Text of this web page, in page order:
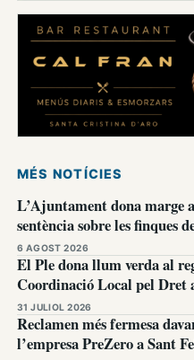
MÉS NOTÍCIES
L’Ajuntament dona marge
sentència sobre les finques
6 AGOST 2026
El Ple dona llum verda al
Coordinació Local pel Dret
31 JULIOL 2026
Reclamen més fermesa
l’empresa PreZero a Sant